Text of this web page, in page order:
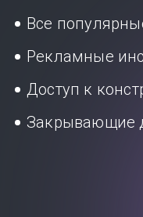
Все
Рекламные
Доступ к
Закрывающие